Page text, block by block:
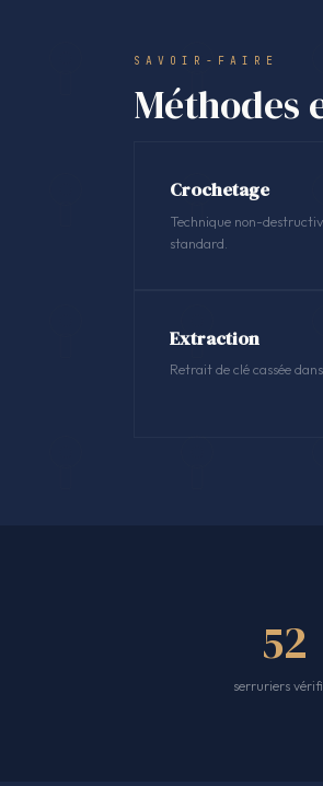
SAVOIR-FAIRE
Méthodes
Crochetage
Technique non-
standard.
Extraction
Retrait de clé cassée
52
serruriers